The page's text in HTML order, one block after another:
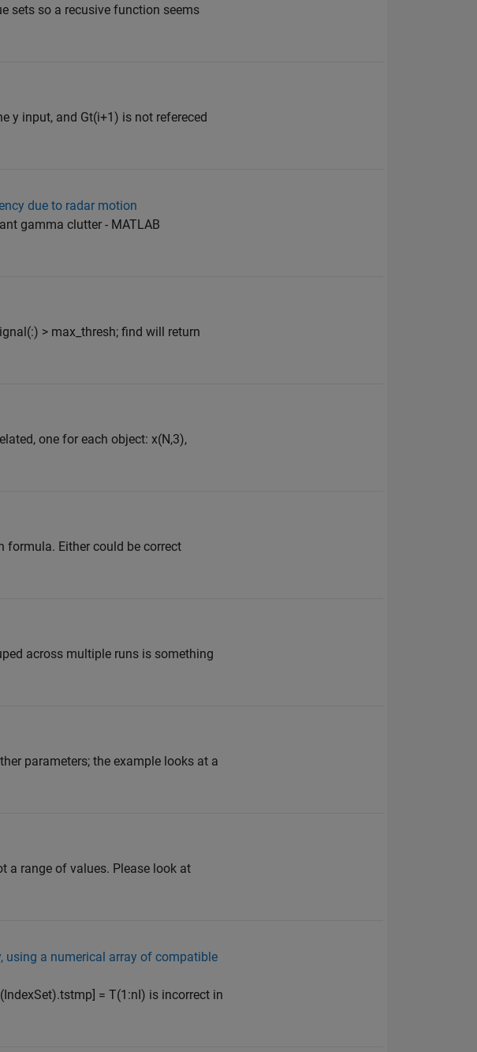
sets so a recusive function seems
y input, and Gt(i+1) is not refereced
due to radar motion
gamma clutter - MATLAB
> max_thresh; find will return
one for each object: x(N,3),
formula. Either could be correct
across multiple runs is something
parameters; the example looks at a
a range of values. Please look at
using a numerical array of compatible
= T(1:nI) is incorrect in